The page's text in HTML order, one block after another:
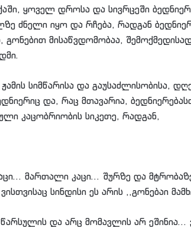
ყოველ დროსა და სივრცეში
ძნელი იყო და რჩება, რადგან
გონებით მისაწვდომობაა,
სიმწარისა და გაუსაძლისობისა,
და, რაც მთავარია,
კაცობრიობის სიკეთე, რადგან,
მართალი კაცი… შურზე და
სინდისი ეს არის ,,გონებაი
და არც მომავლის არ ეშინია…